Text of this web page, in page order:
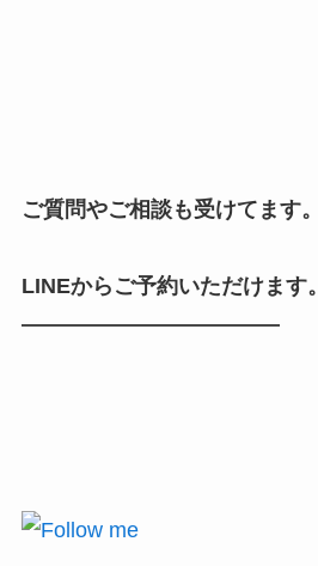
ご質問やご相談も受けてます。
LINEからご予約いただけます。
————————————